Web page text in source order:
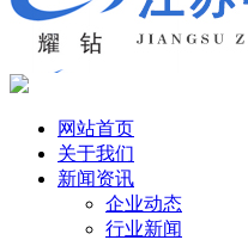
网站首页
关于我们
新闻资讯
企业动态
行业新闻